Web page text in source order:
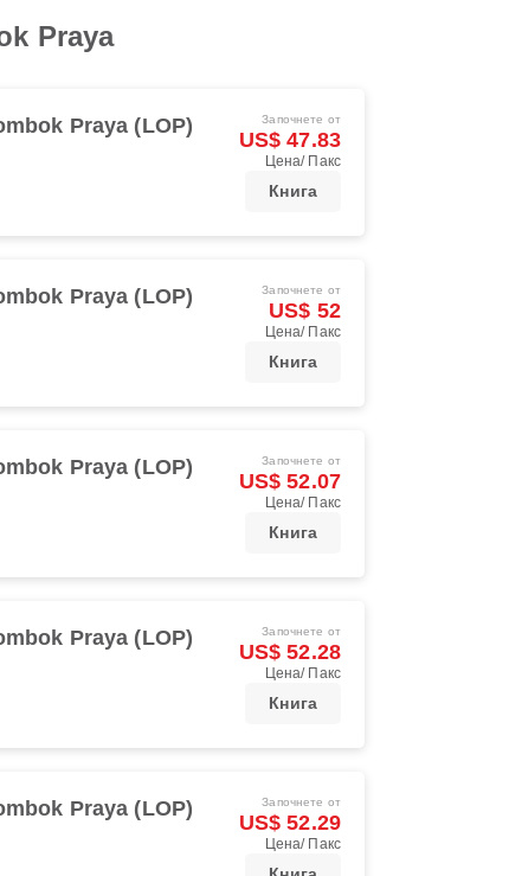
Praya
Praya (LOP) Започнете от
US$ 47.83
Цена/ Пакс
Книга
Praya (LOP) Започнете от
US$ 52
Цена/ Пакс
Книга
Praya (LOP) Започнете от
US$ 52.07
Цена/ Пакс
Книга
Praya (LOP) Започнете от
US$ 52.28
Цена/ Пакс
Книга
Praya (LOP) Започнете от
US$ 52.29
Цена/ Пакс